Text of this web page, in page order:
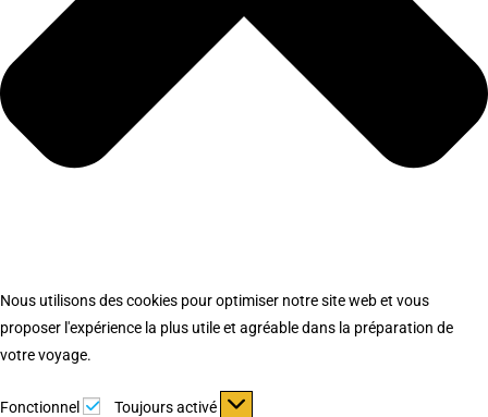
Nous utilisons des cookies pour optimiser notre site web et vous
proposer l'expérience la plus utile et agréable dans la préparation de
votre voyage.
Fonctionnel Fonctionnel
Toujours activé